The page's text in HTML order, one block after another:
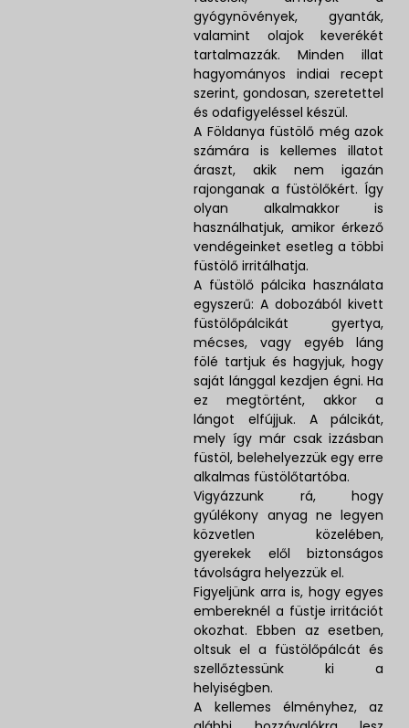
gyógynövények, gyanták,
valamint olajok keverékét
tartalmazzák. Minden illat
hagyományos indiai recept
szerint, gondosan, szeretettel
és odafigyeléssel készül.
A Földanya füstölő még azok
számára is kellemes illatot
áraszt, akik nem igazán
rajonganak a füstölőkért. Így
olyan alkalmakkor is
használhatjuk, amikor érkező
vendégeinket esetleg a többi
füstölő irritálhatja.
A füstölő pálcika használata
egyszerű: A dobozából kivett
füstölőpálcikát gyertya,
mécses, vagy egyéb láng
fölé tartjuk és hagyjuk, hogy
saját lánggal kezdjen égni. Ha
ez megtörtént, akkor a
lángot elfújjuk. A pálcikát,
mely így már csak izzásban
füstöl, belehelyezzük egy erre
alkalmas füstölőtartóba.
Vigyázzunk rá, hogy
gyúlékony anyag ne legyen
közvetlen közelében,
gyerekek elől biztonságos
távolságra helyezzük el.
Figyeljünk arra is, hogy egyes
embereknél a füstje irritációt
okozhat. Ebben az esetben,
oltsuk el a füstölőpálcát és
szellőztessünk ki a
helyiségben.
A kellemes élményhez, az